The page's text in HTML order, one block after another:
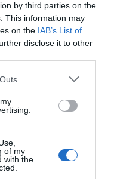
by third parties on the
This information may
on the IAB’s List of
disclose it to other
of my
with the
με ποιον
της
πολιτικές
αποτέλεσε
παρέμβαση
αναφέρθηκε δύο
δίνοντας
δράσεις και